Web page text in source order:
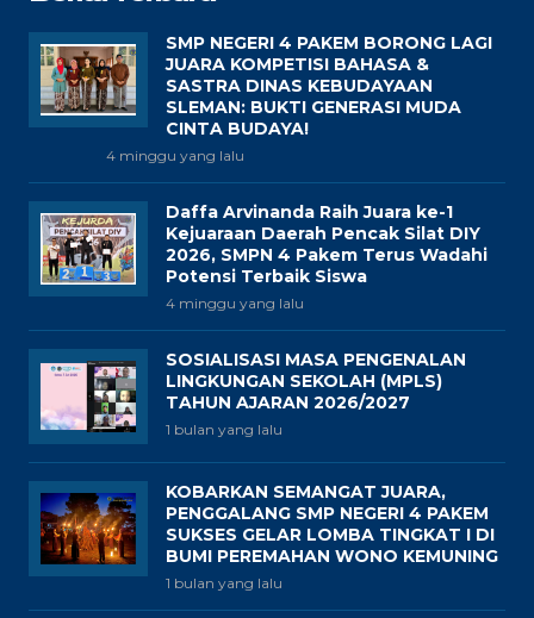
SMP NEGERI 4 PAKEM BORONG LAGI
JUARA KOMPETISI BAHASA &
SASTRA DINAS KEBUDAYAAN
SLEMAN: BUKTI GENERASI MUDA
CINTA BUDAYA!
4 minggu yang lalu
Daffa Arvinanda Raih Juara ke-1
Kejuaraan Daerah Pencak Silat DIY
2026, SMPN 4 Pakem Terus Wadahi
Potensi Terbaik Siswa
4 minggu yang lalu
SOSIALISASI MASA PENGENALAN
LINGKUNGAN SEKOLAH (MPLS)
TAHUN AJARAN 2026/2027
1 bulan yang lalu
KOBARKAN SEMANGAT JUARA,
PENGGALANG SMP NEGERI 4 PAKEM
SUKSES GELAR LOMBA TINGKAT I DI
BUMI PEREMAHAN WONO KEMUNING
1 bulan yang lalu